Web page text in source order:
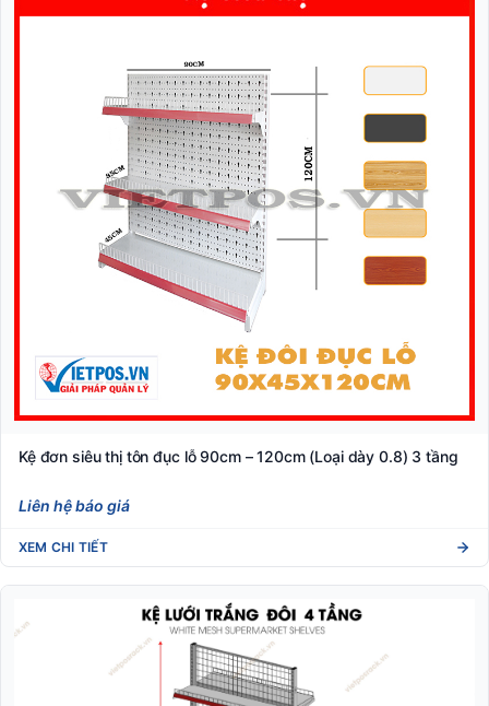
Kệ đơn siêu thị tôn đục lỗ 90cm – 120cm (Loại dày 0.8) 3 tầng
Liên hệ báo giá
XEM CHI TIẾT